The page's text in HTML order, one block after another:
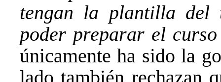
tengan la plantilla del
poder preparar el
únicamente ha sido la
lado también rechazan